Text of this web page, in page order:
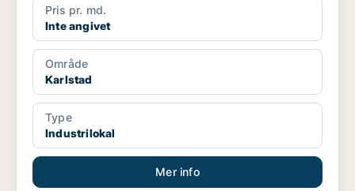
Pris pr. md.
Inte angivet
Område
Karlstad
Type
Industrilokal
Mer info